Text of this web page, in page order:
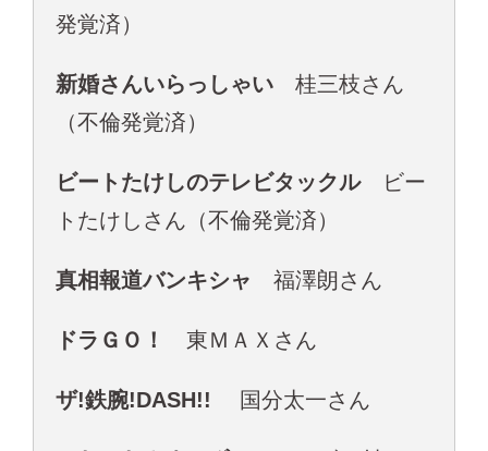
発覚済）
新婚さんいらっしゃい 桂三枝さん
（不倫発覚済）
ビートたけしのテレビタックル
ビー
トたけしさん（不倫発覚済）
真相報道バンキシャ 福澤朗さん
ドラＧＯ！ 東ＭＡＸさん
ザ!鉄腕!DASH!! 国分太一さん